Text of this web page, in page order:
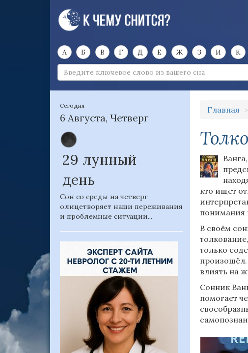
А Б В Г Д Е Ж З И К
Сегодня
6 Августа, Четверг
29 лунный
день
Сон со среды на четверг
олицетворяет наши переживания
и проблемные ситуации...
Главная
кто ищет
понимания
В своём
только
произошёл.
влиять на
Сонник
помогает